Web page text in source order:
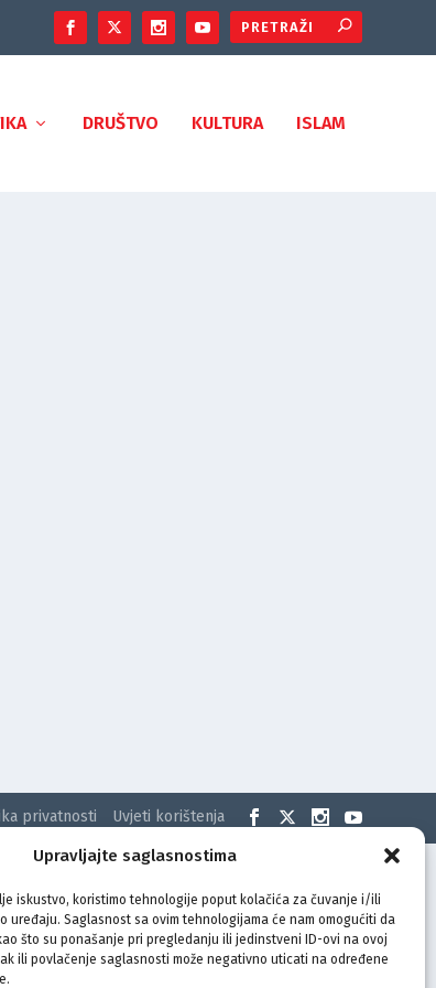
Upravljajte saglasnostima
iskustvo, koristimo tehnologije poput kolačića za čuvanje i/ili
uređaju. Saglasnost sa ovim tehnologijama će nam omogućiti da
što su ponašanje pri pregledanju ili jedinstveni ID-ovi na ovoj
ili povlačenje saglasnosti može negativno uticati na određene
DRUŠTVO KULTURA ISLAM
privatnosti Uvjeti korištenja